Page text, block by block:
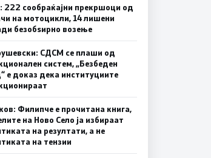
222 сообраќајни прекршоци од
на мотоцикли, 14 лишени
безобѕирно возење
СДСМ се плаши од
систем, „Безбеден
е доказ дека институциите
Филипче е прочитана книга,
на Ново Село ја избираат
на резултати, а не
на тензии